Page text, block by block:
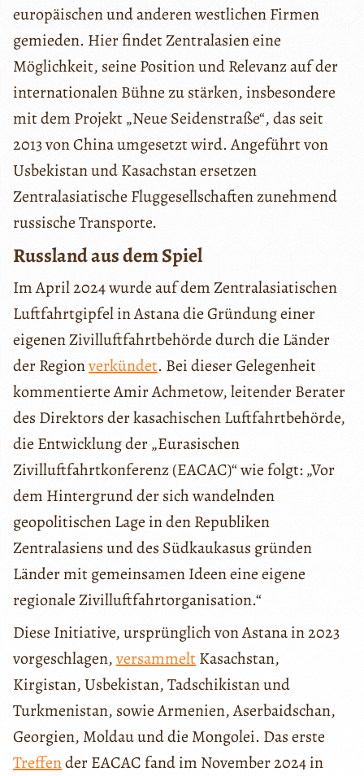
europäischen und anderen westlichen Firmen
gemieden. Hier findet Zentralasien eine
Möglichkeit, seine Position und Relevanz auf der
internationalen Bühne zu stärken, insbesondere
mit dem Projekt „Neue Seidenstraße“, das seit
2013 von China umgesetzt wird. Angeführt von
Usbekistan und Kasachstan ersetzen
Zentralasiatische Fluggesellschaften zunehmend
russische Transporte.
Russland aus dem Spiel
Im April 2024 wurde auf dem Zentralasiatischen
Luftfahrtgipfel in Astana die Gründung einer
eigenen Zivilluftfahrtbehörde durch die Länder
der Regionverkündet. Bei dieser Gelegenheit
kommentierte Amir Achmetow, leitender Berater
des Direktors der kasachischen Luftfahrtbehörde,
die Entwicklung der „Eurasischen
Zivilluftfahrtkonferenz (EACAC)“ wie folgt: „Vor
dem Hintergrund der sich wandelnden
geopolitischen Lage in den Republiken
Zentralasiens und des Südkaukasus gründen
Länder mit gemeinsamen Ideen eine eigene
regionale Zivilluftfahrtorganisation.“
Diese Initiative, ursprünglich von Astana in 2023
vorgeschlagen,versammeltKasachstan,
Kirgistan, Usbekistan, Tadschikistan und
Turkmenistan, sowie Armenien, Aserbaidschan,
Georgien, Moldau und die Mongolei. Das erste
Treffender EACAC fand im November 2024 in